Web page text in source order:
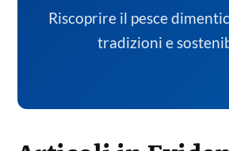
Riscoprire il pesce
tradizioni e